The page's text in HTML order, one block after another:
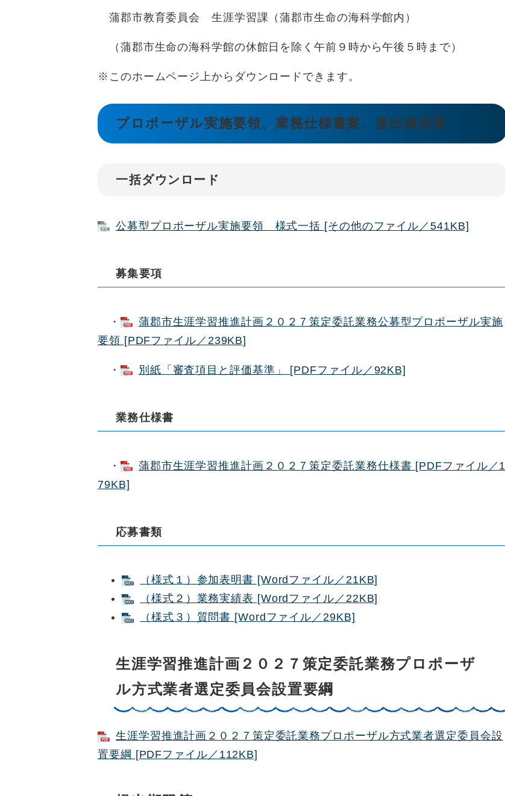
蒲郡市教育委員会 生涯学習課（蒲郡市生命の海科学館内）
（蒲郡市生命の海科学館の休館日を除く午前９時から午後５時まで）
※このホームページ上からダウンロードできます。
プロポーザル実施要領、業務仕様書案、提出様式等
一括ダウンロード
公募型プロポーザル実施要領 様式一括 [その他のファイル／541KB]
募集要項
・
蒲郡市生涯学習推進計画２０２７策定委託業務公募型プロポーザル実施
要領 [PDFファイル／239KB]
・ 別紙「審査項目と評価基準」 [PDFファイル／92KB]
業務仕様書
・
蒲郡市生涯学習推進計画２０２７策定委託業務仕様書 [PDFファイル／1
79KB]
応募書類
（様式１）参加表明書 [Wordファイル／21KB]
（様式２）業務実績表 [Wordファイル／22KB]
（様式３）質問書 [Wordファイル／29KB]
生涯学習推進計画２０２７策定委託業務プロポーザ
ル方式業者選定委員会設置要綱
生涯学習推進計画２０２７策定委託業務プロポーザル方式業者選定委員会設
置要綱 [PDFファイル／112KB]